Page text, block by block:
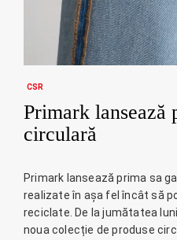
CSR
Primark lansează
circulară
Primark lansează prima sa
realizate în așa fel încât să
reciclate. De la jumătatea
noua colecție de produse